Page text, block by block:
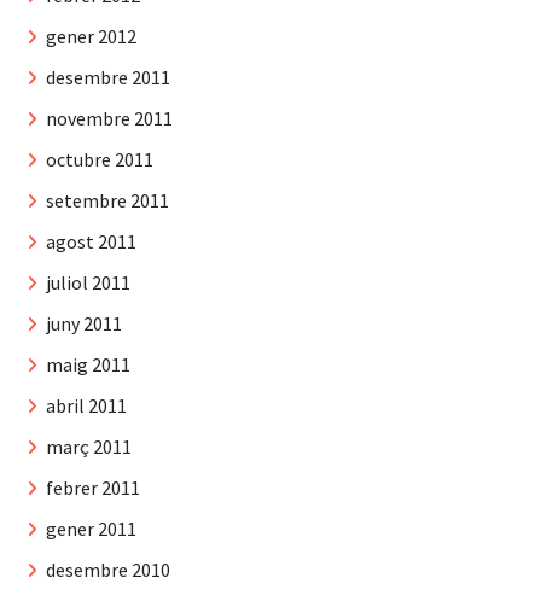
gener 2012
desembre 2011
novembre 2011
octubre 2011
setembre 2011
agost 2011
juliol 2011
juny 2011
maig 2011
abril 2011
març 2011
febrer 2011
gener 2011
desembre 2010